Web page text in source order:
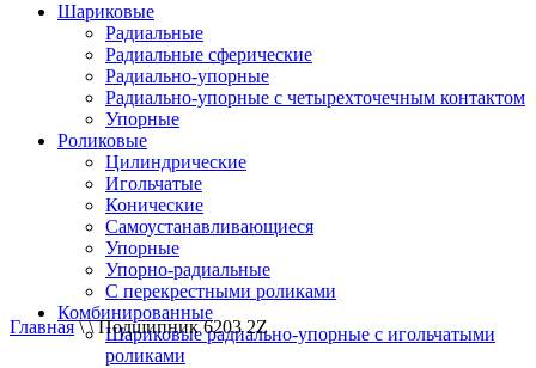
Шариковые
Радиальные
Радиальные сферические
Радиально-упорные
Радиально-упорные с четырехточечным контактом
Упорные
Роликовые
Цилиндрические
Игольчатые
Конические
Самоустанавливающиеся
Упорные
Упорно-радиальные
C перекрестными роликами
Комбинированные
Шариковые радиально-упорные с игольчатыми
роликами
Главная\ \ Подшипник 6203 2Z